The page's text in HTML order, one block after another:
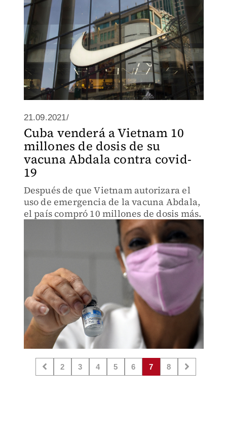
21.09.2021/
Cuba venderá a Vietnam 10
millones de dosis de su
vacuna Abdala contra covid-
19
Después de que Vietnam autorizara el
uso de emergencia de la vacuna Abdala,
el país compró 10 millones de dosis más.
2 3 4 5 6 7 8